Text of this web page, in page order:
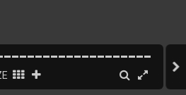
WIR 9